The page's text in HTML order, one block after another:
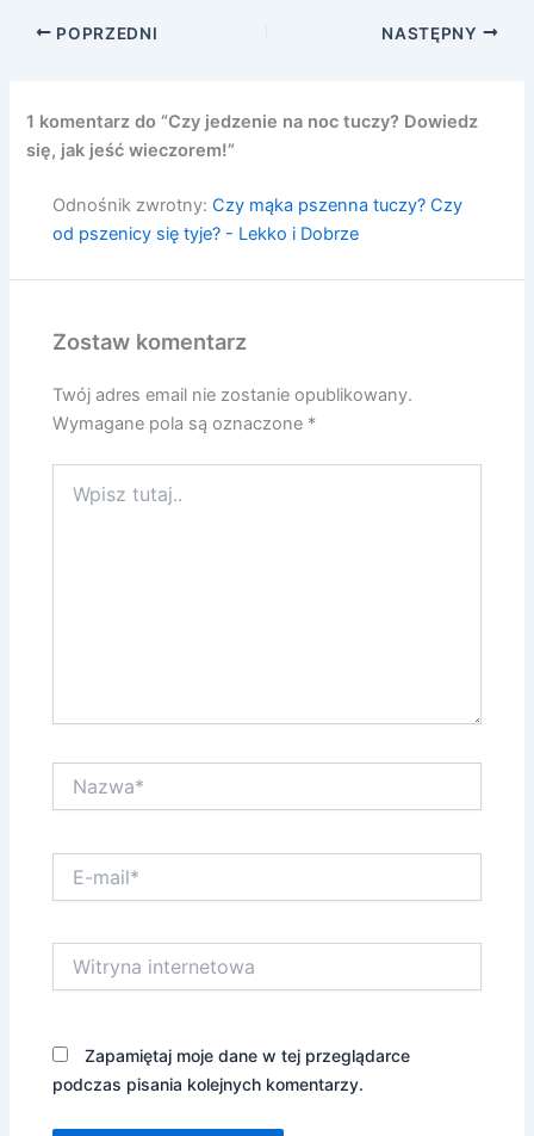
POPRZEDNI NASTĘPNY
1 komentarz do “Czy jedzenie na noc tuczy? Dowiedz
się, jak jeść wieczorem!”
Odnośnik zwrotny:Czy mąka pszenna tuczy? Czy
od pszenicy się tyje? - Lekko i Dobrze
Zostaw komentarz
Twój adres email nie zostanie opublikowany.
Wymagane pola są oznaczone *
tutaj..
mail*
internetowa
Zapamiętaj moje dane w tej przeglądarce
podczas pisania kolejnych komentarzy.